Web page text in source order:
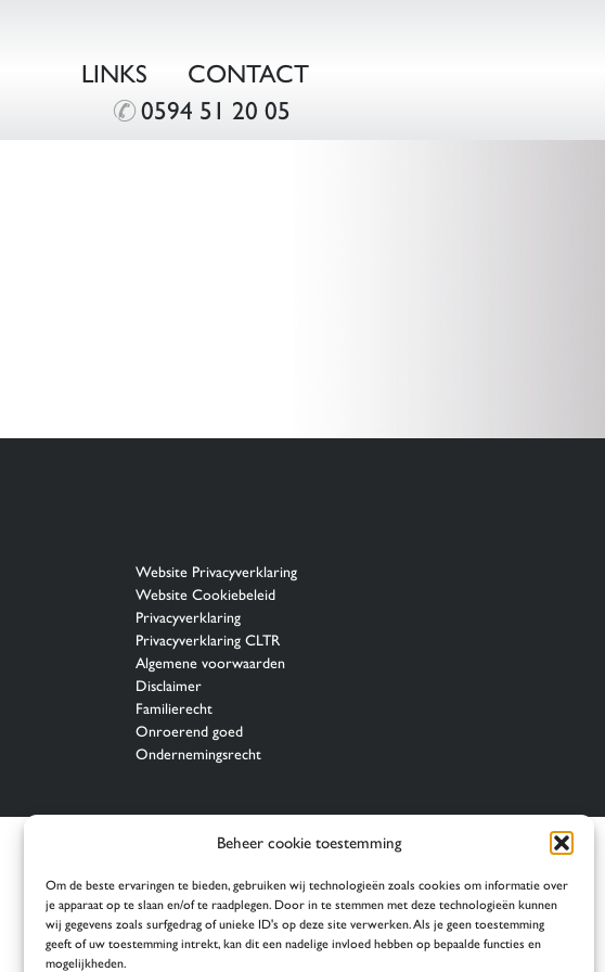
Beheer cookie toestemming
Om de beste ervaringen te bieden, gebruiken wij technologieën zoals cookies om informatie over
je apparaat op te slaan en/of te raadplegen. Door in te stemmen met deze technologieën kunnen
wij gegevens zoals surfgedrag of unieke ID's op deze site verwerken. Als je geen toestemming
geeft of uw toestemming intrekt, kan dit een nadelige invloed hebben op bepaalde functies en
mogelijkheden.
LINKS
CONTACT
0594 51 20 05
Website Privacyverklaring
Website Cookiebeleid
Privacyverklaring
Privacyverklaring CLTR
Algemene voorwaarden
Disclaimer
Familierecht
Onroerend goed
Ondernemingsrecht